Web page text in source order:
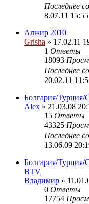
Последнее
8.07.11 15:55
Алжир 2010
Grisha » 17.02.11
1 Ответы
18093
Последнее
20.02.11
Болгария/Турция/
Alex » 21.03.08
15 Ответы
43325
Последнее
13.06.09
Болгария/Турция/
BTV
Владимир »
0 Ответы
17754